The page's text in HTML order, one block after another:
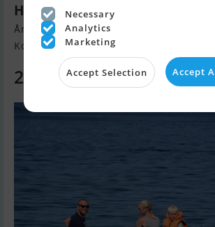
HR 445Std Jolle
Årgang 2026, Jolle til salg
Kolding, Danmark
20.246 DKK
Necessary
Analytics
Marketing
Accept Selection Accept